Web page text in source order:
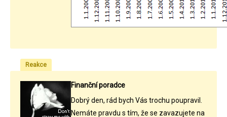
Reakce
Finanční poradce
Dobrý den, rád bych Vás trochu poupravil.
Nemáte pravdu s tím, že se zavazujete na